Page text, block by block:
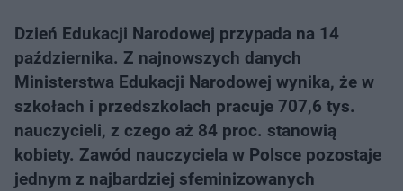
Dzień Edukacji Narodowej przypada na 14
października. Z najnowszych danych
Ministerstwa Edukacji Narodowej wynika, że w
szkołach i przedszkolach pracuje 707,6 tys.
nauczycieli, z czego aż 84 proc. stanowią
kobiety. Zawód nauczyciela w Polsce pozostaje
jednym z najbardziej sfeminizowanych